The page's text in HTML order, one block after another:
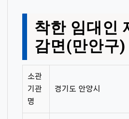
착한 임대인
감면(만안구)
소관
기관
명
경기도 안양시